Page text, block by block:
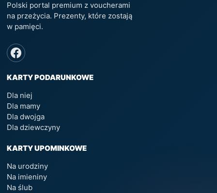
Polski portal premium z voucherami
na przeżycia. Prezenty, które zostają
w pamięci.
KARTY PODARUNKOWE
Dla niej
Dla mamy
Dla dwojga
Dla dziewczyny
KARTY UPOMINKOWE
Na urodziny
Na imieniny
Na ślub